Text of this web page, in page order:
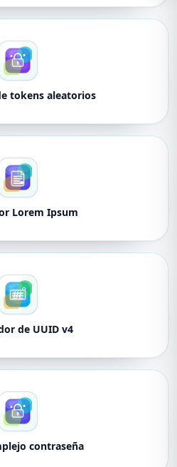
tokens aleatorios
Lorem Ipsum
de UUID v4
contraseña